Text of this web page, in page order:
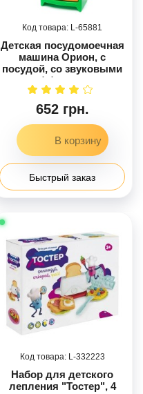
65881
Детская посудомоечная
машина Орион, с
посудой, со звуковыми
эффектами
652 грн.
Быстрый заказ
332223
Набор для детского
лепления "Тостер", 4